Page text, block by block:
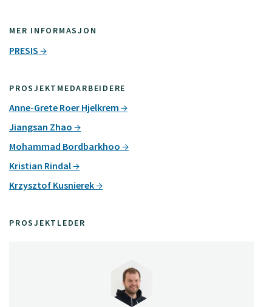
MER INFORMASJON
PRESIS
PROSJEKTMEDARBEIDERE
Anne-Grete Roer Hjelkrem
Jiangsan Zhao
Mohammad Bordbarkhoo
Kristian Rindal
Krzysztof Kusnierek
PROSJEKTLEDER